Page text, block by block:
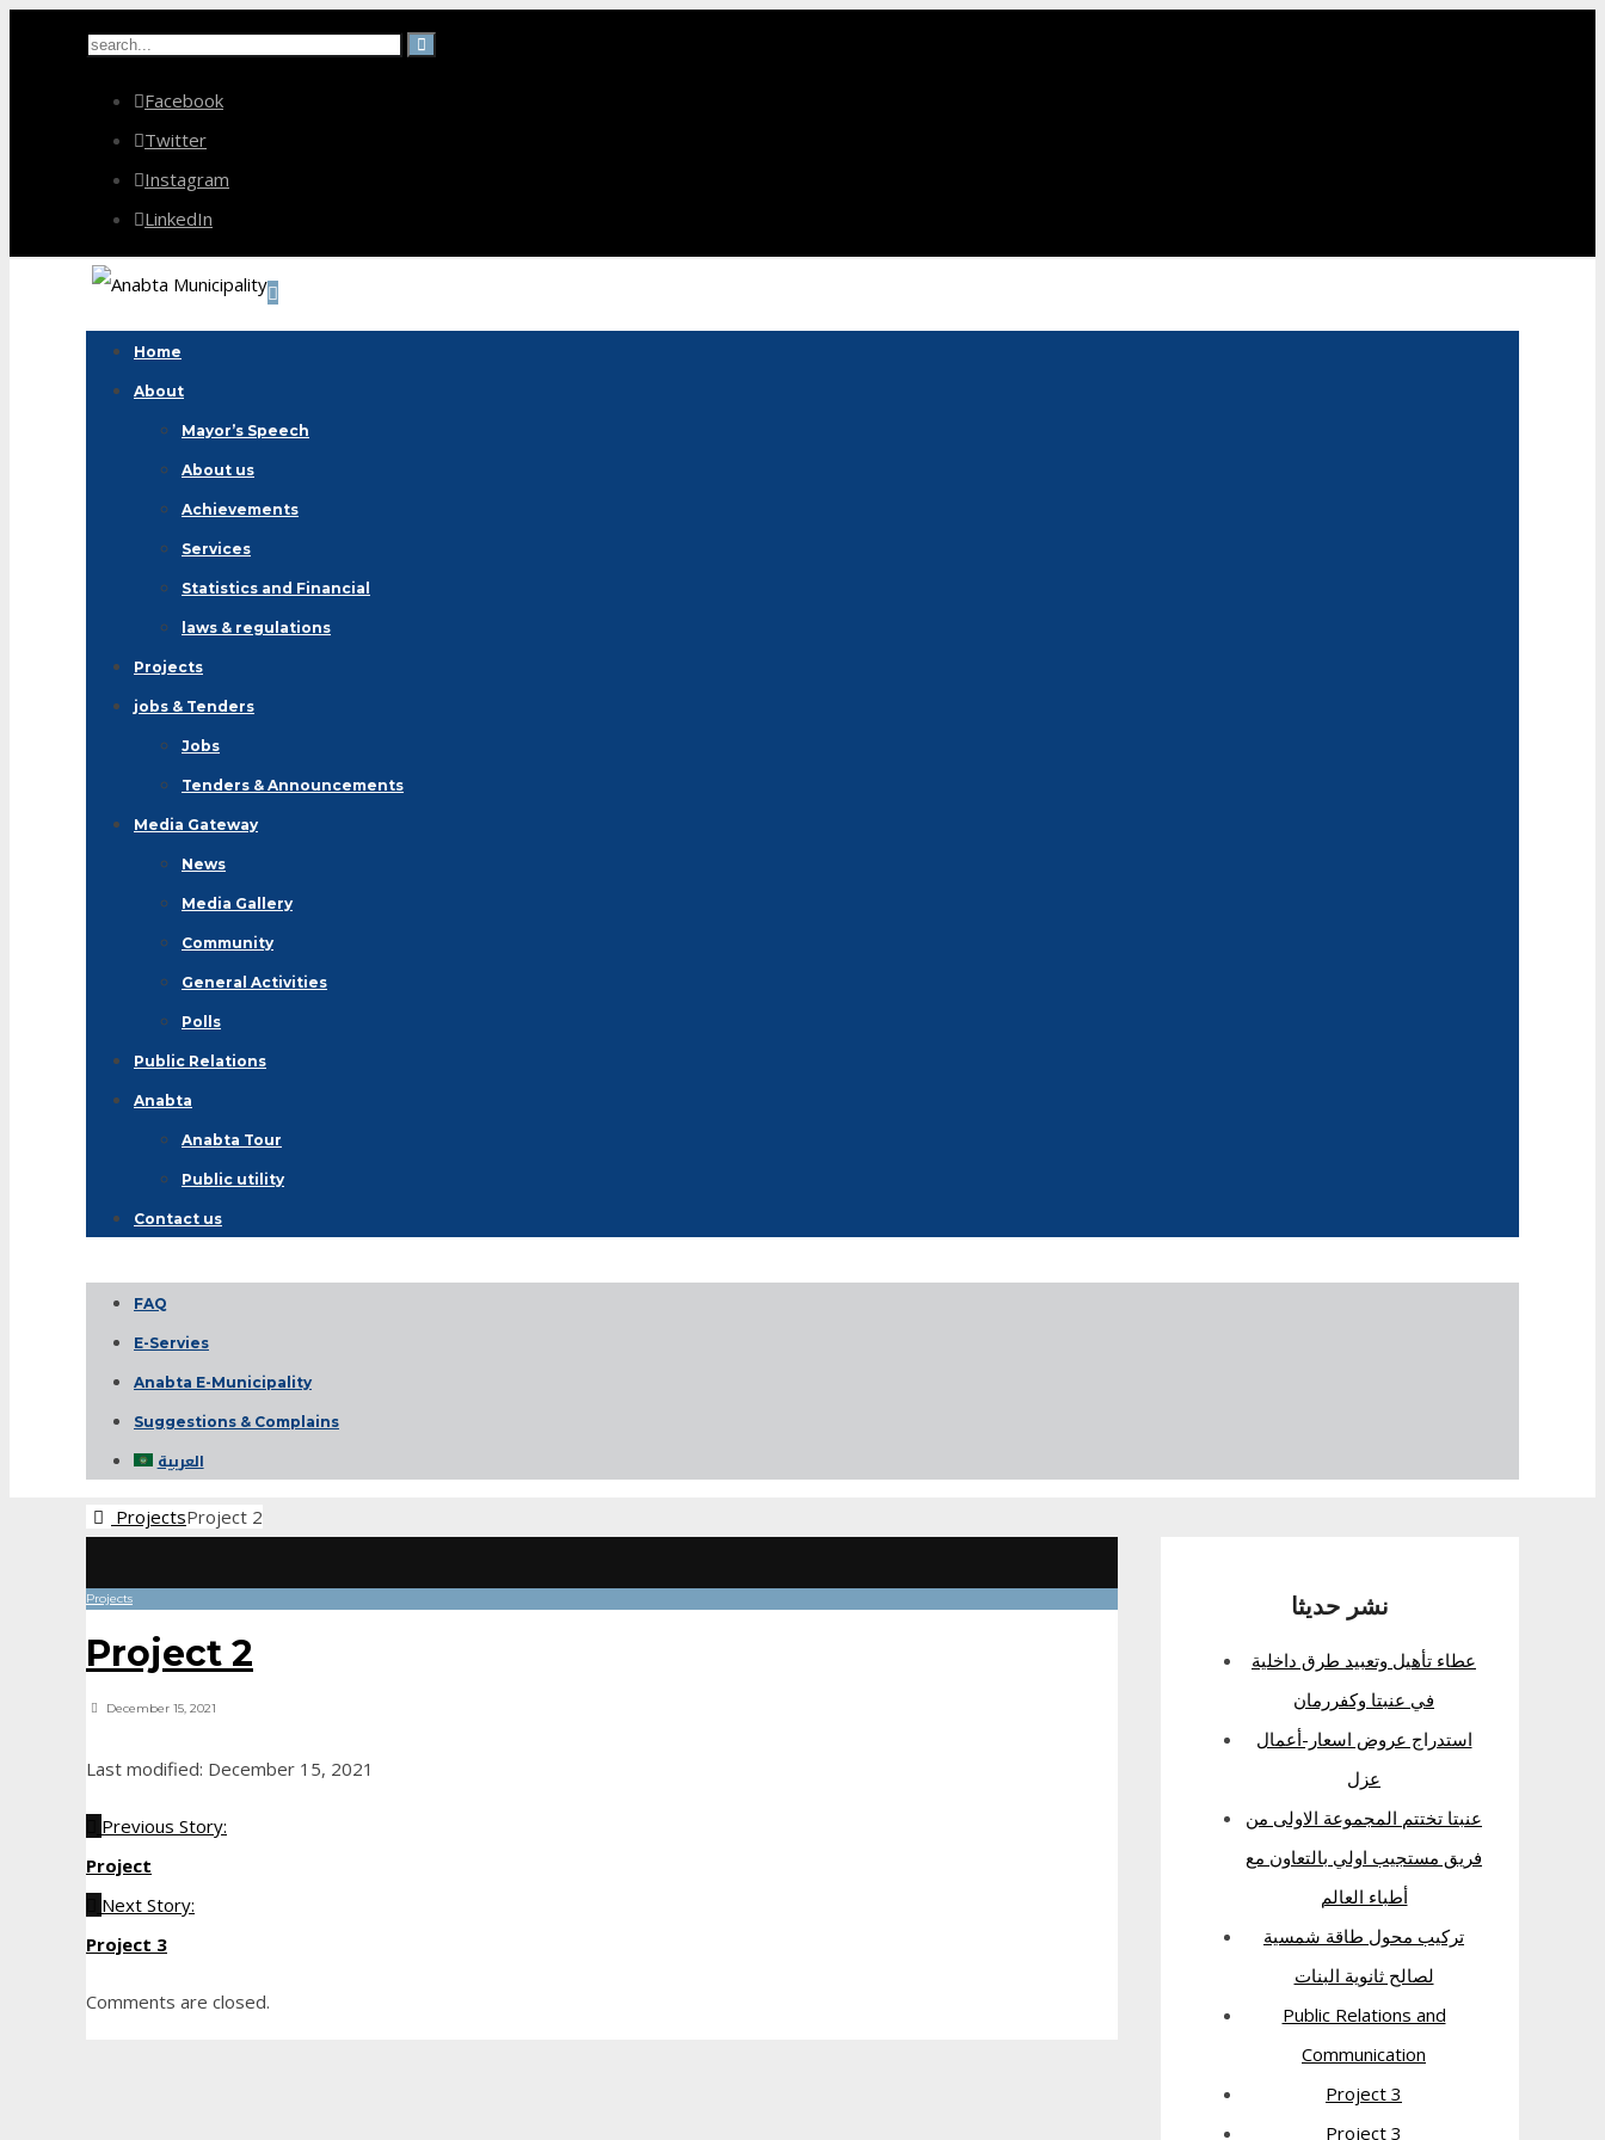
Facebook
Twitter
Instagram
LinkedIn
Home
About
Mayor’s Speech
About us
Achievements
Services
Statistics and Financial
laws & regulations
Projects
jobs & Tenders
Jobs
Tenders & Announcements
Media Gateway
News
Media Gallery
Community
General Activities
Polls
Public Relations
Anabta
Anabta Tour
Public utility
Contact us
FAQ
E-Servies
Anabta E-Municipality
Suggestions & Complains
العربية
ProjectsProject 2
Projects
Project 2
December 15, 2021
Last modified: December 15, 2021
Previous Story:
Project
Next Story:
Project 3
Comments are closed.
نشر حديثا
عطاء تأهيل وتعبيد طرق داخلية
في عنبتا وكفررمان
استدراج عروض اسعار-أعمال
عزل
عنبتا تختتم المجموعة الاولى من
فريق مستجيب اولي بالتعاون مع
أطباء العالم
تركيب محول طاقة شمسية
لصالح ثانوية البنات
Public Relations and
Communication
Project 3
Project 3